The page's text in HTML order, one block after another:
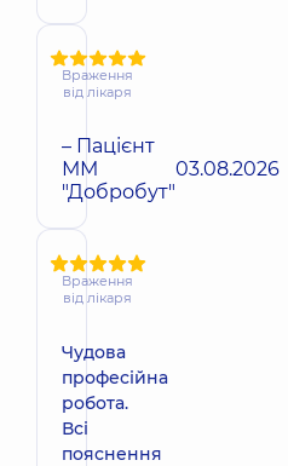
Враження
від лікаря
– Пацієнт
ММ
"Добробут"
03.08.2026
Враження
від лікаря
Чудова
професійна
робота.
Всі
пояснення